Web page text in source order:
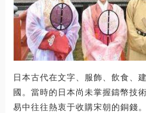
日本古代在文字、服飾、飲食、
國。當時的日本尚未掌握鑄幣技
易中往往熱衷于收購宋朝的銅錢